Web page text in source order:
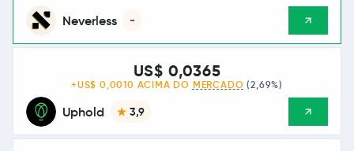
Neverless -
Uphold 3,9
US$ 0,0365
+US$ 0,0010 ACIMA DO MERCADO (2,69%)